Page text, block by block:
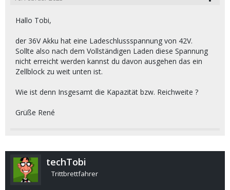
Hallo Tobi,
der 36V Akku hat eine Ladeschlussspannung von 42V.
Sollte also nach dem Vollständigen Laden diese Spannung
nicht erreicht werden kannst du davon ausgehen das ein
Zellblock zu weit unten ist.
Wie ist denn Insgesamt die Kapazität bzw. Reichweite ?
Grüße René
techTobi
Trittbrettfahrer